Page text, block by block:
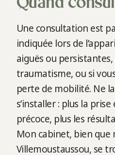
Une consultation est
indiquée lors de
aiguës ou
traumatisme, ou si
perte de mobilité. Ne
s’installer : plus la
précoce, plus les
Mon cabinet, bien que
Villemoustaussou, se